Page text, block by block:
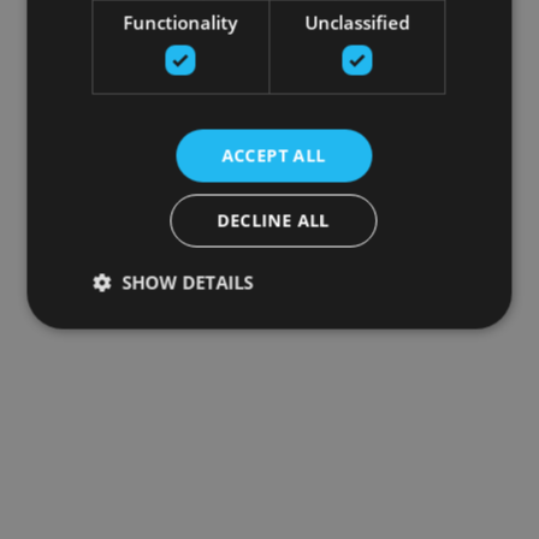
Functionality Unclassified
ACCEPT ALL
DECLINE ALL
SHOW DETAILS